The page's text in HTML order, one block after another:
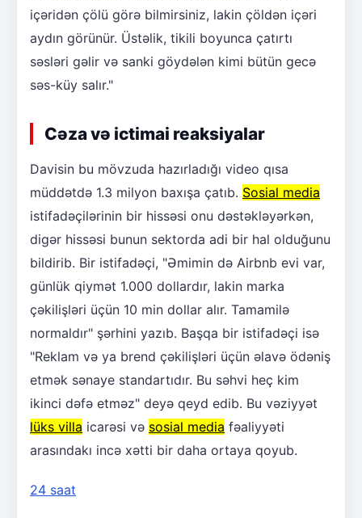
içəridən çölü görə bilmirsiniz, lakin çöldən içəri
aydın görünür. Üstəlik, tikili boyunca çatırtı
səsləri gəlir və sanki göydələn kimi bütün gecə
səs-küy salır."
Cəza və ictimai reaksiyalar
Davisin bu mövzuda hazırladığı video qısa
müddətdə 1.3 milyon baxışa çatıb. Sosial media
istifadəçilərinin bir hissəsi onu dəstəkləyərkən,
digər hissəsi bunun sektorda adi bir hal olduğunu
bildirib. Bir istifadəçi, "Əmimin də Airbnb evi var,
günlük qiymət 1.000 dollardır, lakin marka
çəkilişləri üçün 10 min dollar alır. Tamamilə
normaldır" şərhini yazıb. Başqa bir istifadəçi isə
"Reklam və ya brend çəkilişləri üçün əlavə ödəniş
etmək sənaye standartıdır. Bu səhvi heç kim
ikinci dəfə etməz" deyə qeyd edib. Bu vəziyyət
lüks villa icarəsi və sosial media fəaliyyəti
arasındakı incə xətti bir daha ortaya qoyub.
24 saat